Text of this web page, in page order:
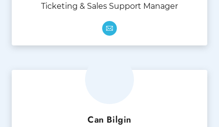
Ticketing & Sales Support Manager
Can Bilgin